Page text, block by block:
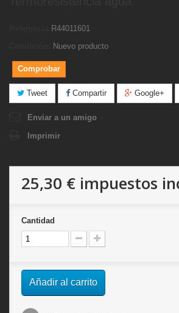
R44011601
Nuevo producto
Comprobar
Tweet Compartir Google+
Enviar a un amigo
Imprimir
25,30 € impuestos
Cantidad
Añadir al carrito